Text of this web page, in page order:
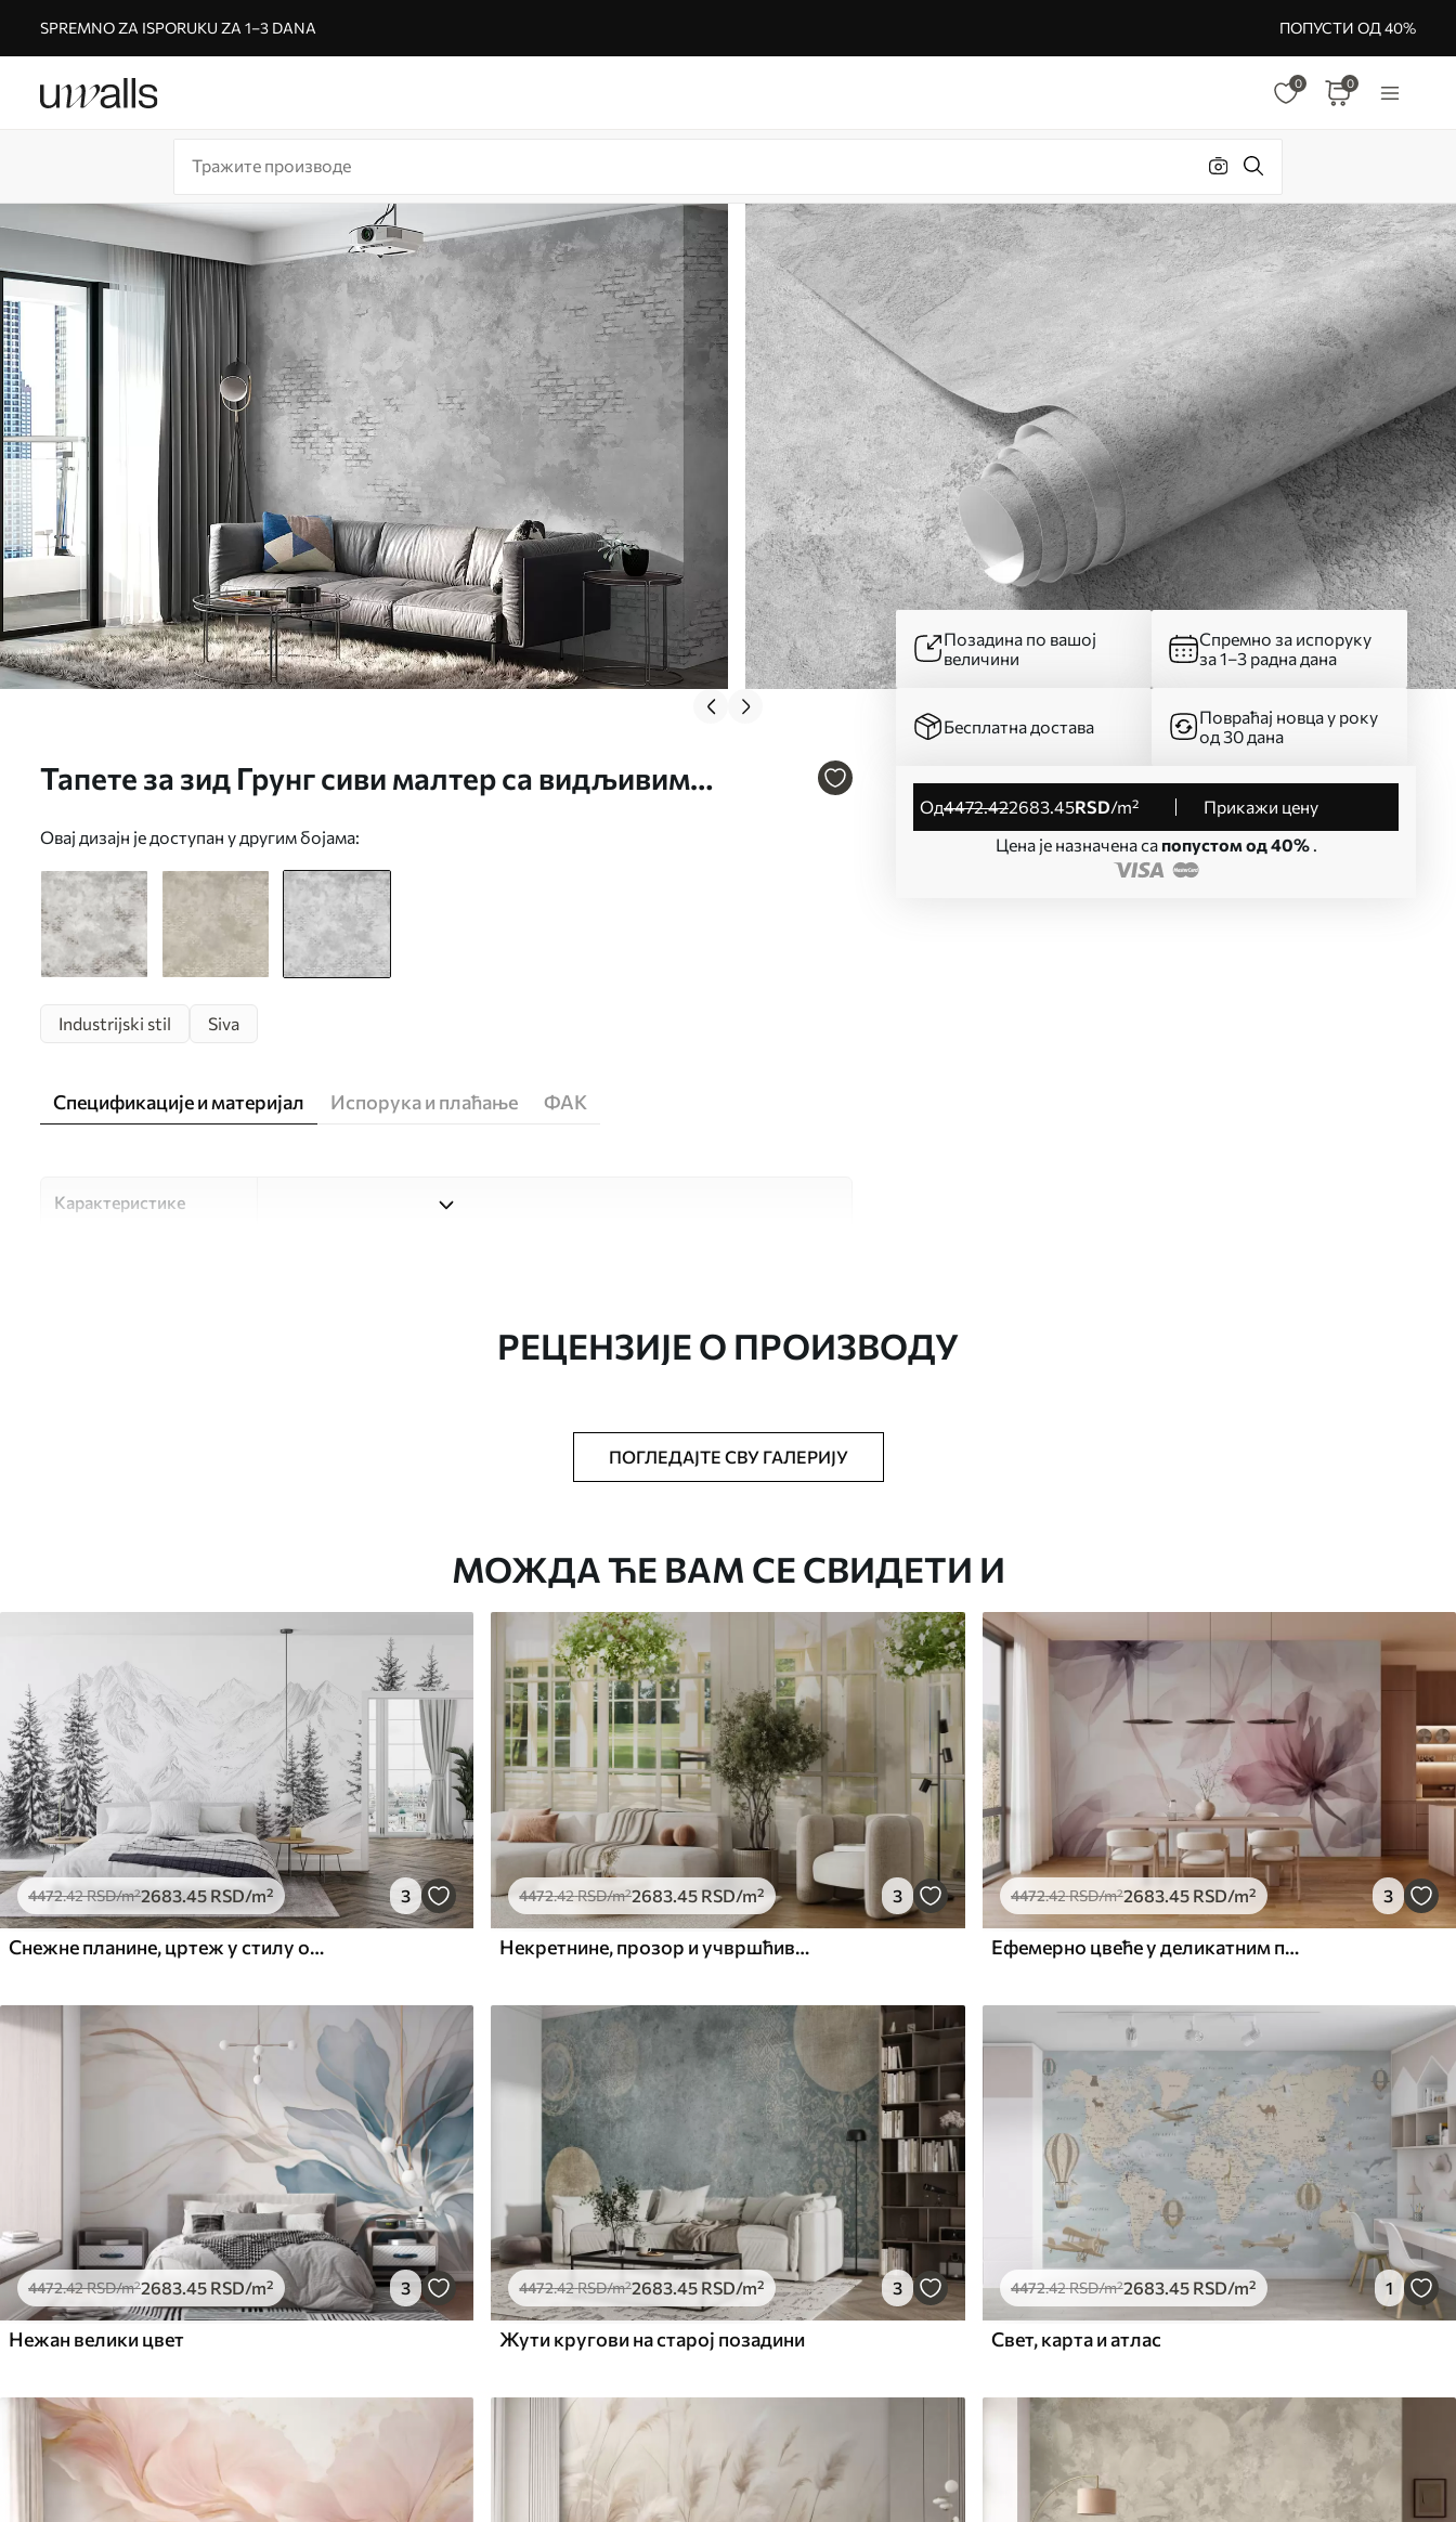
SPREMNO ZA ISPORUKU ZA 1–3 DANA ПОПУСТИ ОД 40%
0 0
Тапете за зид Грунг сиви малтер са видљивим
Овај дизајн је доступан у другим бојама:
Позадина по вашој
величини
Спремно за испоруку
за 1–3 радна дана
Бесплатна достава
Повраћај новца у року
од 30 дана
од4472.422683.45RSD/m²
Прикажи цену
Цена је назначена са попустом од 40%.
Industrijski stil Siva
Спецификације и материјал Испорука и плаћање ФАК
Карактеристике
Можете додати лак и/или лепак за тапете.
Тапета се може нежно очистити меким сунђером. Позадине са
завршном обрадом лакова могу се очистити водом.
Начин примене Беспрекорна апликација
Доступни материјали
Стандард
4472.422683.45RSD/m²
Премиум
5525 .003315.00RSD/m²
Премиум Peel and Stick
РЕЦЕНЗИЈЕ О ПРОИЗВОДУ
ПОГЛЕДАЈТЕ СВУ ГАЛЕРИЈУ
МОЖДА ЋЕ ВАМ СЕ СВИДЕТИ И
4472.42RSD/m²2683.45 RSD/m² 3
Снежне планине, цртеж у стилу оловке, минимализам, шума, природа
4472.42RSD/m²2683 .45 RSD/m² 3
Некретнине, прозор и учвршћивање
4472.42RSD/m²2683.45 RSD/m² 3
Ефемерно цвеће у деликатним пастелним бојама
4472.42RSD/m²2683.45 RSD/m² 3
Нежан велики цвет
4472.42RSD/m²2683.45 RSD/m² 3
Жути кругови на старој позадини
4472.42RSD/m²2683.45 RSD/m² 1
Свет, карта и атлас